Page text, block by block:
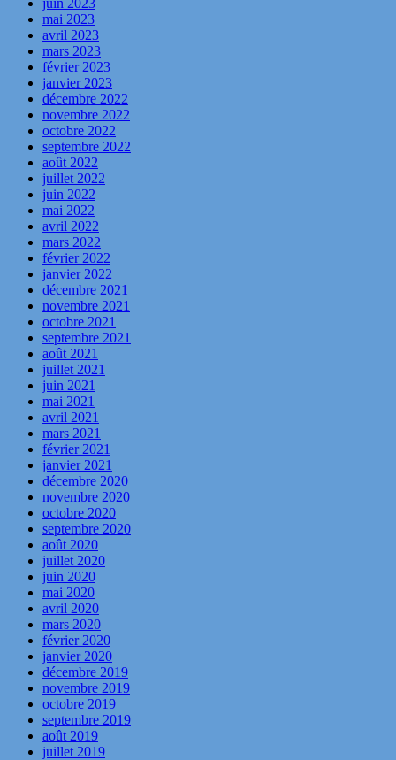
juin 2023
mai 2023
avril 2023
mars 2023
février 2023
janvier 2023
décembre 2022
novembre 2022
octobre 2022
septembre 2022
août 2022
juillet 2022
juin 2022
mai 2022
avril 2022
mars 2022
février 2022
janvier 2022
décembre 2021
novembre 2021
octobre 2021
septembre 2021
août 2021
juillet 2021
juin 2021
mai 2021
avril 2021
mars 2021
février 2021
janvier 2021
décembre 2020
novembre 2020
octobre 2020
septembre 2020
août 2020
juillet 2020
juin 2020
mai 2020
avril 2020
mars 2020
février 2020
janvier 2020
décembre 2019
novembre 2019
octobre 2019
septembre 2019
août 2019
juillet 2019